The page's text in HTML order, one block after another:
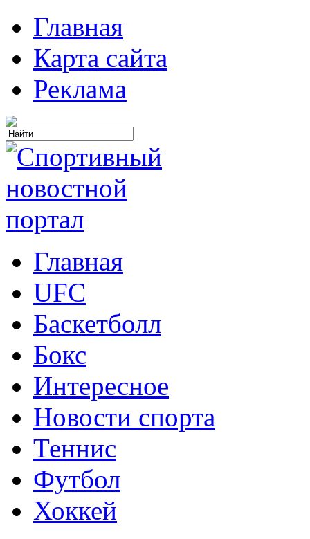
Главная
Карта сайта
Реклама
Главная
UFC
Баскетболл
Бокс
Интересное
Новости спорта
Теннис
Футбол
Хоккей